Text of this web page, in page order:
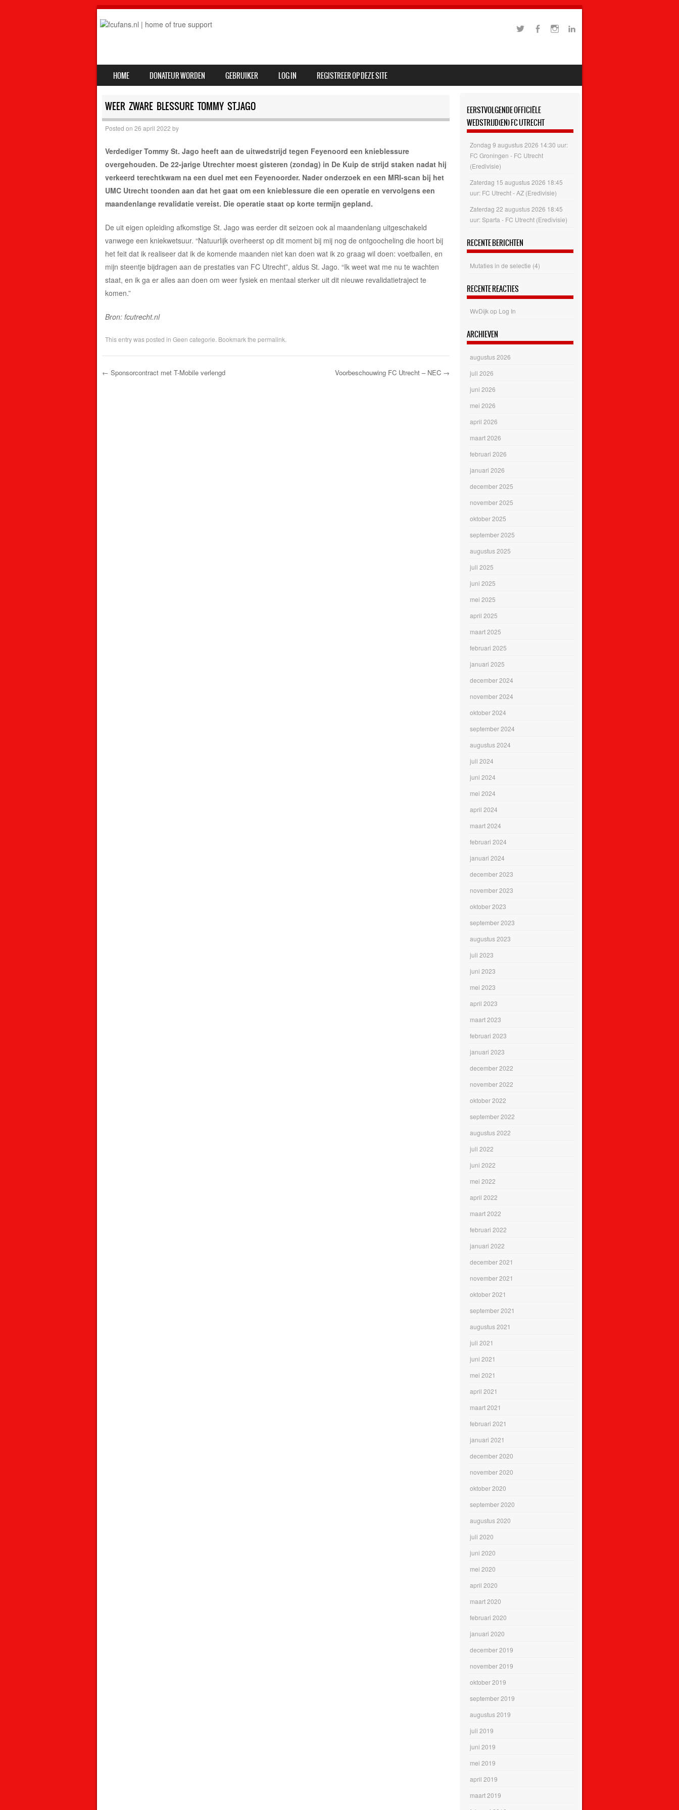
MENU
SKIP TO CONTENT
HOME DONATEUR WORDEN GEBRUIKER LOG IN REGISTREER OP DEZE SITE
WEER ZWARE BLESSURE TOMMY ST.JAGO
Posted on 26 april 2022 by
Verdediger Tommy St. Jago heeft aan de uitwedstrijd tegen Feyenoord een knieblessure
overgehouden. De 22-jarige Utrechter moest gisteren (zondag) in De Kuip de strijd staken nadat hij
verkeerd terechtkwam na een duel met een Feyenoorder. Nader onderzoek en een MRI-scan bij het
UMC Utrecht toonden aan dat het gaat om een knieblessure die een operatie en vervolgens een
maandenlange revalidatie vereist. Die operatie staat op korte termijn gepland.
De uit eigen opleiding afkomstige St. Jago was eerder dit seizoen ook al maandenlang uitgeschakeld
vanwege een kniekwetsuur. “Natuurlijk overheerst op dit moment bij mij nog de ontgoocheling die hoort bij
het feit dat ik realiseer dat ik de komende maanden niet kan doen wat ik zo graag wil doen: voetballen, en
mijn steentje bijdragen aan de prestaties van FC Utrecht”, aldus St. Jago. “Ik weet wat me nu te wachten
staat, en ik ga er alles aan doen om weer fysiek en mentaal sterker uit dit nieuwe revalidatietraject te
komen.”
Bron: fcutrecht.nl
This entry was posted in Geen categorie . Bookmark the permalink
← Sponsorcontract met T-Mobile verlengd Voorbeschouwing FC Utrecht – NEC →
EERSTVOLGENDE OFFICIËLE
WEDSTRIJD(EN) FC UTRECHT
Zondag 9 augustus 2026 14:30 uur:
FC Groningen - FC Utrecht
(Eredivisie)
Zaterdag 15 augustus 2026 18:45
uur: FC Utrecht - AZ (Eredivisie)
Zaterdag 22 augustus 2026 18:45
uur: Sparta - FC Utrecht (Eredivisie)
RECENTE BERICHTEN
Mutaties in de selectie (4)
RECENTE REACTIES
WvDijk op Log In
ARCHIEVEN
augustus 2026
juli 2026
juni 2026
mei 2026
april 2026
maart 2026
februari 2026
januari 2026
december 2025
november 2025
oktober 2025
september 2025
augustus 2025
juli 2025
juni 2025
mei 2025
april 2025
maart 2025
februari 2025
januari 2025
december 2024
november 2024
oktober 2024
september 2024
augustus 2024
juli 2024
juni 2024
mei 2024
april 2024
maart 2024
februari 2024
januari 2024
december 2023
november 2023
oktober 2023
september 2023
augustus 2023
juli 2023
juni 2023
mei 2023
april 2023
maart 2023
februari 2023
januari 2023
december 2022
november 2022
oktober 2022
september 2022
augustus 2022
juli 2022
juni 2022
mei 2022
april 2022
maart 2022
februari 2022
januari 2022
december 2021
november 2021
oktober 2021
september 2021
augustus 2021
juli 2021
juni 2021
mei 2021
april 2021
maart 2021
februari 2021
januari 2021
december 2020
november 2020
oktober 2020
september 2020
augustus 2020
juli 2020
juni 2020
mei 2020
april 2020
maart 2020
februari 2020
januari 2020
december 2019
november 2019
oktober 2019
september 2019
augustus 2019
juli 2019
juni 2019
mei 2019
april 2019
maart 2019